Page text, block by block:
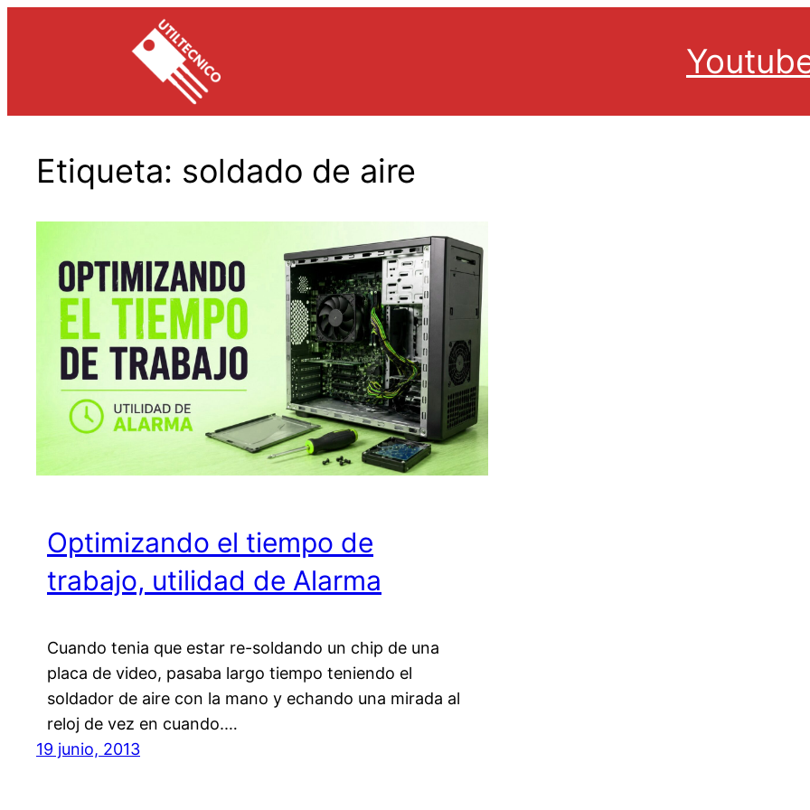
Etiqueta: soldado de aire
Optimizando el tiempo de
trabajo, utilidad de Alarma
Cuando tenia que estar re-soldando un chip de una
placa de video, pasaba largo tiempo teniendo el
soldador de aire con la mano y echando una mirada al
reloj de vez en cuando.…
19 junio, 2013